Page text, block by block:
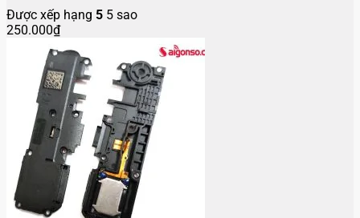
Được xếp hạng 5 5 sao
250.000₫